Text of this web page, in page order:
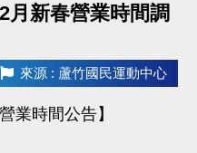
月新春營業時間調
來源 : 蘆竹國民運動中心
業時間公告】